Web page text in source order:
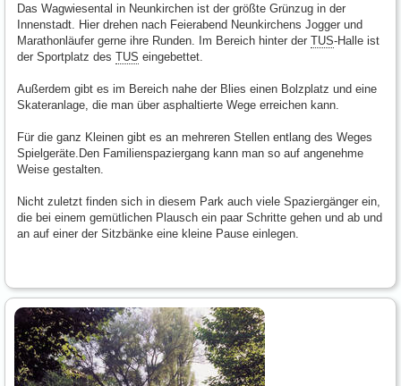
Das Wagwiesental in Neunkirchen ist der größte Grünzug in der
Innenstadt. Hier drehen nach Feierabend Neunkirchens Jogger und
Marathonläufer gerne ihre Runden. Im Bereich hinter der TUS-Halle ist
der Sportplatz des TUS eingebettet.
Außerdem gibt es im Bereich nahe der Blies einen Bolzplatz und eine
Skateranlage, die man über asphaltierte Wege erreichen kann.
Für die ganz Kleinen gibt es an mehreren Stellen entlang des Weges
Spielgeräte.Den Familienspaziergang kann man so auf angenehme
Weise gestalten.
Nicht zuletzt finden sich in diesem Park auch viele Spaziergänger ein,
die bei einem gemütlichen Plausch ein paar Schritte gehen und ab und
an auf einer der Sitzbänke eine kleine Pause einlegen.